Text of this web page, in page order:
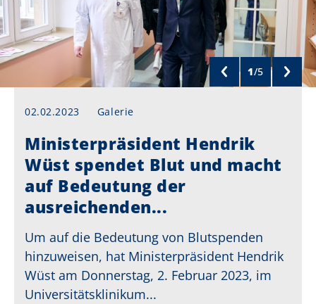
1/5
02.02.2023 Galerie
Ministerpräsident Hendrik
Wüst spendet Blut und macht
auf Bedeutung der
ausreichenden...
Um auf die Bedeutung von Blutspenden
hinzuweisen, hat Ministerpräsident Hendrik
Wüst am Donnerstag, 2. Februar 2023, im
Universitätsklinikum...